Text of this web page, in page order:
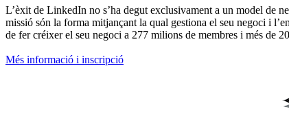
L’èxit de LinkedIn no s’ha degut exclusivament a un model de
missió són la forma mitjançant la qual gestiona el seu negoci i
de fer créixer el seu negoci a 277 milions de membres i més de
Més informació i inscripció